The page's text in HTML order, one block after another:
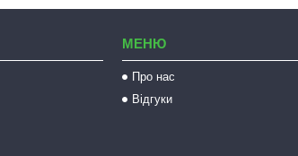
МЕНЮ
Про нас
Відгуки